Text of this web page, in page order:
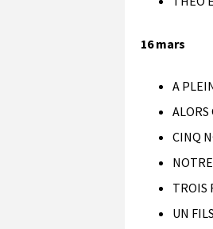
16 mars
A
CINQ
TROIS
UN